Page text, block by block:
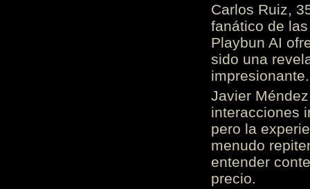
Carlos Ruiz,
fanático de
Playbun AI
sido una
Javier
interacciones
pero la
menudo
entender
precio.